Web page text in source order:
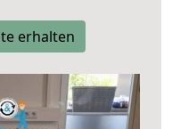
erhalten